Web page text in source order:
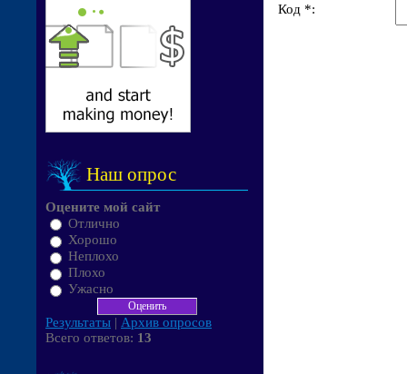
Наш опрос
Оцените мой сайт
Отлично
Хорошо
Неплохо
Плохо
Ужасно
Результаты | Архив опросов
Всего ответов: 13
Код *: